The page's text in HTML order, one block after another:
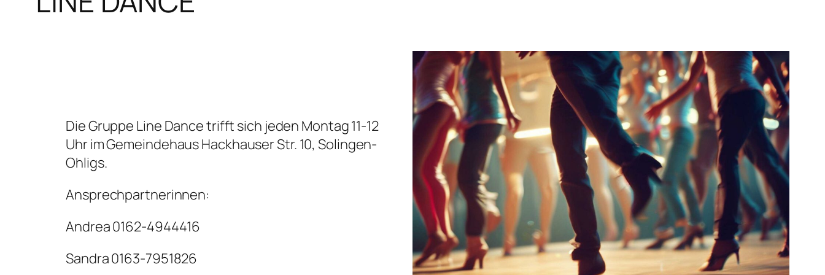
Die Gruppe Line Dance trifft sich jeden Montag 11-12
Uhr im Gemeindehaus Hackhauser Str. 10, Solingen-
Ohligs.
Ansprechpartnerinnen:
Andrea 0162-4944416
Sandra 0163-7951826